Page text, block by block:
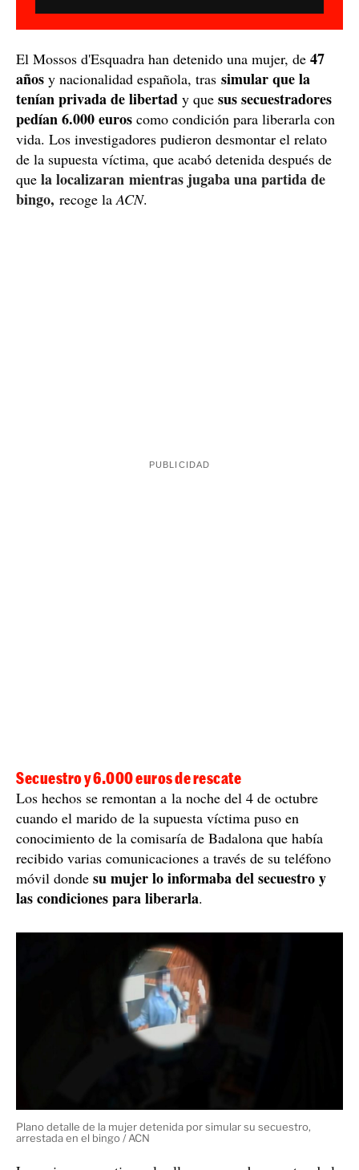
El Mossos d'Esquadra han detenido una mujer, de 47
años y nacionalidad española, tras simular que la
tenían privada de libertad y que sus secuestradores
pedían 6.000 euros como condición para liberarla con
vida. Los investigadores pudieron desmontar el relato
de la supuesta víctima, que acabó detenida después de
que la localizaran mientras jugaba una partida de
bingo, recoge laACN.
Secuestro y 6.000 euros de rescate
Los hechos se remontan a la noche del 4 de octubre
cuando el marido de la supuesta víctima puso en
conocimiento de la comisaría de Badalona que había
recibido varias comunicaciones a través de su teléfono
móvil donde su mujer lo informaba del secuestro y
las condiciones para liberarla.
Plano detalle de la mujer detenida por simular su secuestro,
arrestada en el bingo / ACN